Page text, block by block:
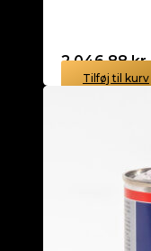
2.046,88kr.
Tilføj til kurv